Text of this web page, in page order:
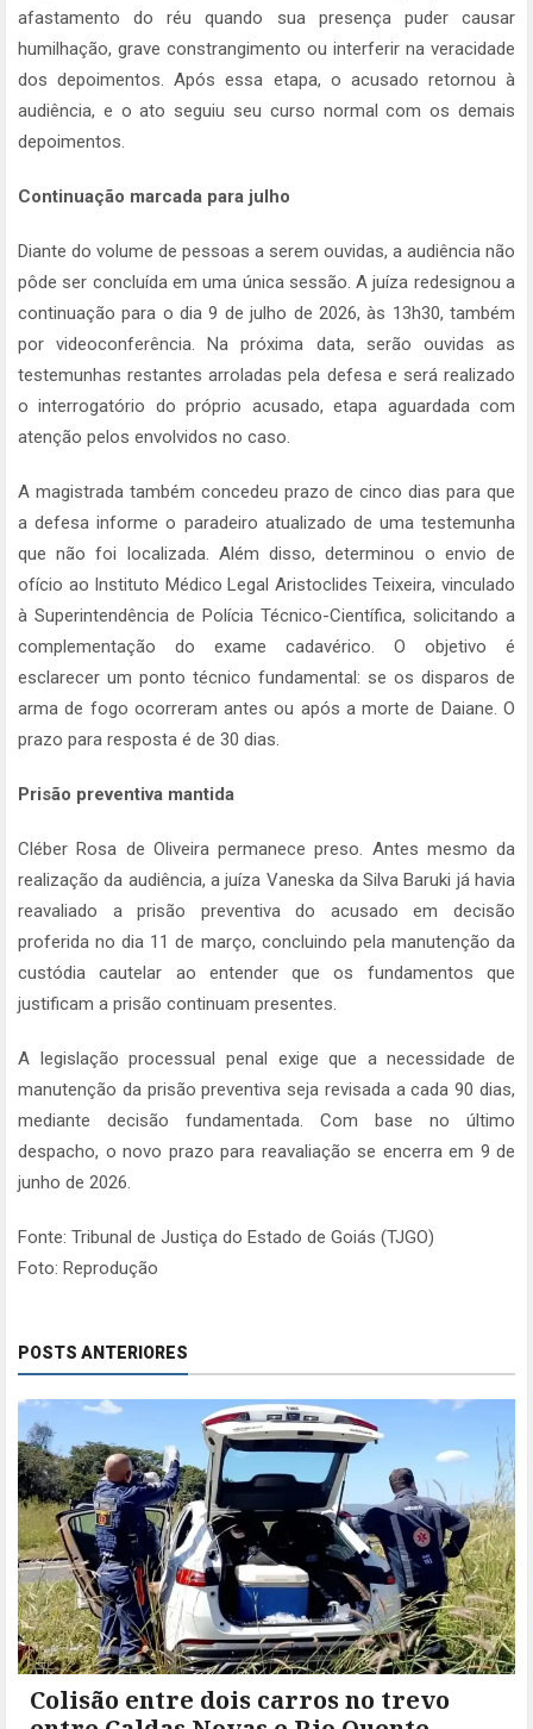
afastamento do réu quando sua presença puder causar
humilhação, grave constrangimento ou interferir na veracidade
dos depoimentos. Após essa etapa, o acusado retornou à
audiência, e o ato seguiu seu curso normal com os demais
depoimentos.
Continuação marcada para julho
Diante do volume de pessoas a serem ouvidas, a audiência não
pôde ser concluída em uma única sessão. A juíza redesignou a
continuação para o dia 9 de julho de 2026, às 13h30, também
por videoconferência. Na próxima data, serão ouvidas as
testemunhas restantes arroladas pela defesa e será realizado
o interrogatório do próprio acusado, etapa aguardada com
atenção pelos envolvidos no caso.
A magistrada também concedeu prazo de cinco dias para que
a defesa informe o paradeiro atualizado de uma testemunha
que não foi localizada. Além disso, determinou o envio de
ofício ao Instituto Médico Legal Aristoclides Teixeira, vinculado
à Superintendência de Polícia Técnico-Científica, solicitando a
complementação do exame cadavérico. O objetivo é
esclarecer um ponto técnico fundamental: se os disparos de
arma de fogo ocorreram antes ou após a morte de Daiane. O
prazo para resposta é de 30 dias.
Prisão preventiva mantida
Cléber Rosa de Oliveira permanece preso. Antes mesmo da
realização da audiência, a juíza Vaneska da Silva Baruki já havia
reavaliado a prisão preventiva do acusado em decisão
proferida no dia 11 de março, concluindo pela manutenção da
custódia cautelar ao entender que os fundamentos que
justificam a prisão continuam presentes.
A legislação processual penal exige que a necessidade de
manutenção da prisão preventiva seja revisada a cada 90 dias,
mediante decisão fundamentada. Com base no último
despacho, o novo prazo para reavaliação se encerra em 9 de
junho de 2026.
Fonte: Tribunal de Justiça do Estado de Goiás (TJGO)
Foto: Reprodução
POSTS ANTERIORES
Colisão entre dois carros no trevo